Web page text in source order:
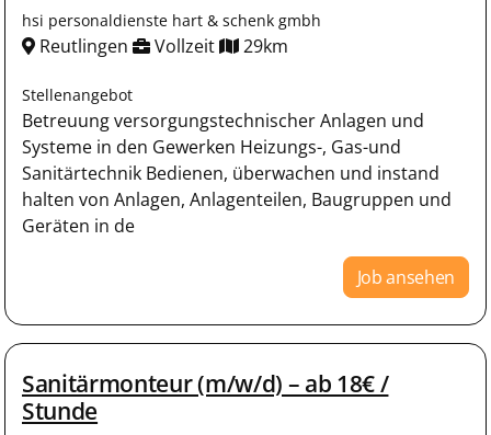
hsi personaldienste hart & schenk gmbh
Reutlingen Vollzeit 29km
Stellenangebot
Betreuung versorgungstechnischer Anlagen und
Systeme in den Gewerken Heizungs-, Gas-und
Sanitärtechnik Bedienen, überwachen und instand
halten von Anlagen, Anlagenteilen, Baugruppen und
Geräten in de
Job ansehen
Sanitärmonteur (m/w/d) – ab 18€ /
Stunde